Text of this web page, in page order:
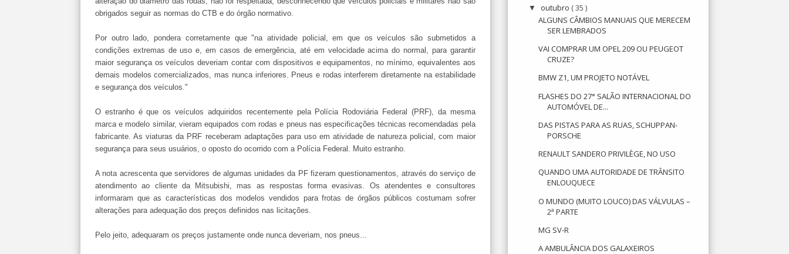
obrigados seguir as normas do CTB e do órgão normativo.
Por outro lado, pondera corretamente que "na atividade policial, em que os veículos são submetidos a
condições extremas de uso e, em casos de emergência, até em velocidade acima do normal, para garantir
maior segurança os veículos deveriam contar com dispositivos e equipamentos, no mínimo, equivalentes aos
demais modelos comercializados, mas nunca inferiores. Pneus e rodas interferem diretamente na estabilidade
e segurança dos veículos."
O estranho é que os veículos adquiridos recentemente pela Polícia Rodoviária Federal (PRF), da mesma
marca e modelo similar, vieram equipados com rodas e pneus nas especificações técnicas recomendadas pela
fabricante. As viaturas da PRF receberam adaptações para uso em atividade de natureza policial, com maior
segurança para seus usuários, o oposto do ocorrido com a Polícia Federal. Muito estranho.
A nota acrescenta que servidores de algumas unidades da PF fizeram questionamentos, através do serviço de
atendimento ao cliente da Mitsubishi, mas as respostas forma evasivas. Os atendentes e consultores
informaram que as características dos modelos vendidos para frotas de órgãos públicos costumam sofrer
alterações para adequação dos preços definidos nas licitações.
Pelo jeito, adequaram os preços justamente onde nunca deveriam, nos pneus...
▼ outubro ( 35 )
ALGUNS CÂMBIOS MANUAIS QUE MERECEM
SER LEMBRADOS
VAI COMPRAR UM OPEL 209 OU PEUGEOT
CRUZE?
BMW Z1, UM PROJETO NOTÁVEL
FLASHES DO 27° SALÃO INTERNACIONAL DO
AUTOMÓVEL DE...
DAS PISTAS PARA AS RUAS, SCHUPPAN-
PORSCHE
RENAULT SANDERO PRIVILÈGE, NO USO
QUANDO UMA AUTORIDADE DE TRÂNSITO
ENLOUQUECE
O MUNDO (MUITO LOUCO) DAS VÁLVULAS –
2ª PARTE
MG SV-R
A AMBULÂNCIA DOS GALAXEIROS